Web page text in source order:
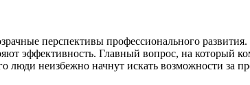
перспективы профессионального
эффективность. Главный вопрос, на который
люди неизбежно начнут искать возможности за